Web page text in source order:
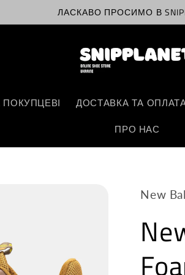
ЛАСКАВО ПРОСИМО В
ДОСТАВКА ТА ОПЛАТА
ПРО НАС
New